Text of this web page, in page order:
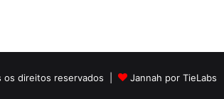
os direitos reservados | Jannah por TieLabs